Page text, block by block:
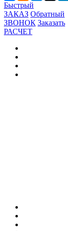
Быстрый
ЗАКАЗ Обратный
ЗВОНОК Заказать
РАСЧЕТ